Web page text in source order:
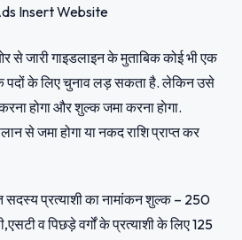
से जारी गाइडलाइन के मुताबिक कोई भी एक
पदों के लिए चुनाव लड़ सकता है. लेकिन उसे
होगा और शुल्क जमा करना हाेगा.
से जमा होगा या नकद राशि प्राप्त कर
सदस्य प्रत्याशी का नामांकन शुल्क – 250
व पिछड़े वर्गों के प्रत्याशी के लिए 125